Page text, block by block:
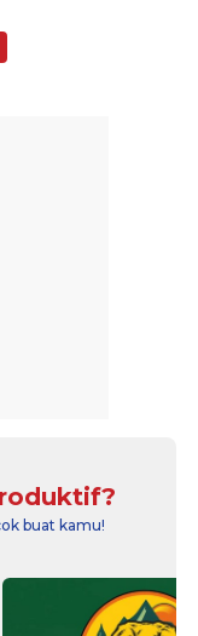
buat kamu!